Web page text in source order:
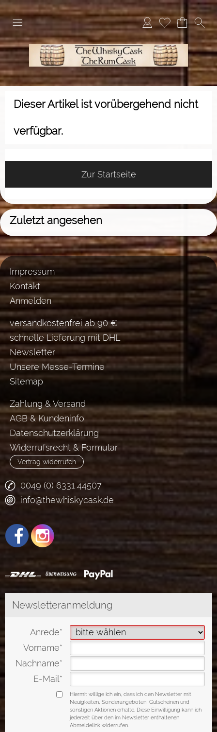
Dieser Artikel ist vorübergehend nicht
verfügbar.
Zur Startseite
Zuletzt angesehen
Impressum
Kontakt
Anmelden
versandkostenfrei ab 90 €
schnelle Lieferung mit DHL
Newsletter
Unsere Messe-Termine
Sitemap
Zahlung & Versand
AGB & Kundeninfo
Datenschutzerklärung
Widerrufsrecht & Formular
Vertrag widerrufen
0049 (0) 6331 44507
info@thewhiskycask.de